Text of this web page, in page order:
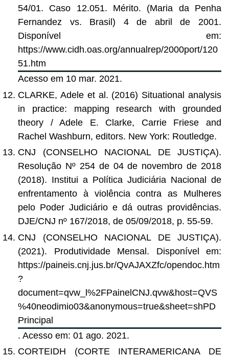
54/01. Caso 12.051. Mérito. (Maria da Penha
Fernandez vs. Brasil) 4 de abril de 2001.
Disponível em:
https://www.cidh.oas.org/annualrep/2000port/120
51.htm
Acesso em 10 mar. 2021.
CLARKE, Adele et al. (2016) Situational analysis
in practice: mapping research with grounded
theory / Adele E. Clarke, Carrie Friese and
Rachel Washburn, editors. New York: Routledge.
CNJ (CONSELHO NACIONAL DE JUSTIÇA).
Resolução Nº 254 de 04 de novembro de 2018
(2018). Institui a Política Judiciária Nacional de
enfrentamento à violência contra as Mulheres
pelo Poder Judiciário e dá outras providências.
DJE/CNJ nº 167/2018, de 05/09/2018, p. 55-59.
CNJ (CONSELHO NACIONAL DE JUSTIÇA).
(2021). Produtividade Mensal. Disponível em:
https://paineis.cnj.jus.br/QvAJAXZfc/opendoc.htm
?
document=qvw_l%2FPainelCNJ.qvw&host=QVS
%40neodimio03&anonymous=true&sheet=shPD
Principal
. Acesso em: 01 ago. 2021.
CORTEIDH (CORTE INTERAMERICANA DE